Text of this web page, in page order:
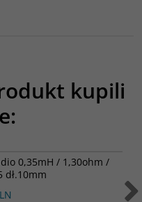
kupili
0,35mH / 1,30ohm /
dł.10mm